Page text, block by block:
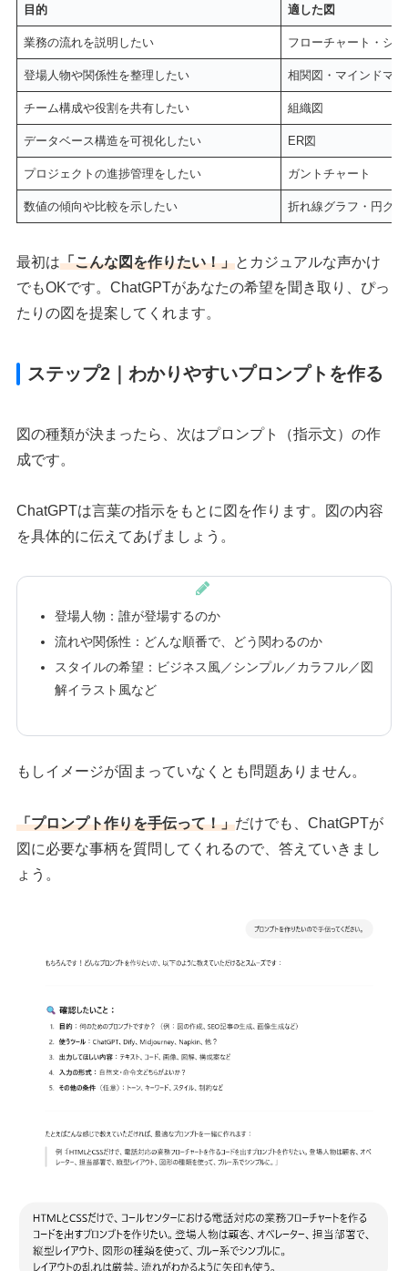
目的 適した図
業務の流れを説明したい フローチャート・シ
登場人物や関係性を整理したい 相関図・マインドマッ
チーム構成や役割を共有したい 組織図
データベース構造を可視化したい ER図
プロジェクトの進捗管理をしたい ガントチャート
数値の傾向や比較を示したい 折れ線グラフ・円グ
最初は「こんな図を作りたい！」とカジュアルな声かけ
でもOKです。ChatGPTがあなたの希望を聞き取り、ぴっ
たりの図を提案してくれます。
ステップ2｜わかりやすいプロンプトを作る
図の種類が決まったら、次はプロンプト（指示文）の作
成です。
ChatGPTは言葉の指示をもとに図を作ります。図の内容
を具体的に伝えてあげましょう。
登場人物：誰が登場するのか
流れや関係性：どんな順番で、どう関わるのか
スタイルの希望：ビジネス風／シンプル／カラフル／図
解イラスト風など
もしイメージが固まっていなくとも問題ありません。
「プロンプト作りを手伝って！」だけでも、ChatGPTが
図に必要な事柄を質問してくれるので、答えていきまし
ょう。